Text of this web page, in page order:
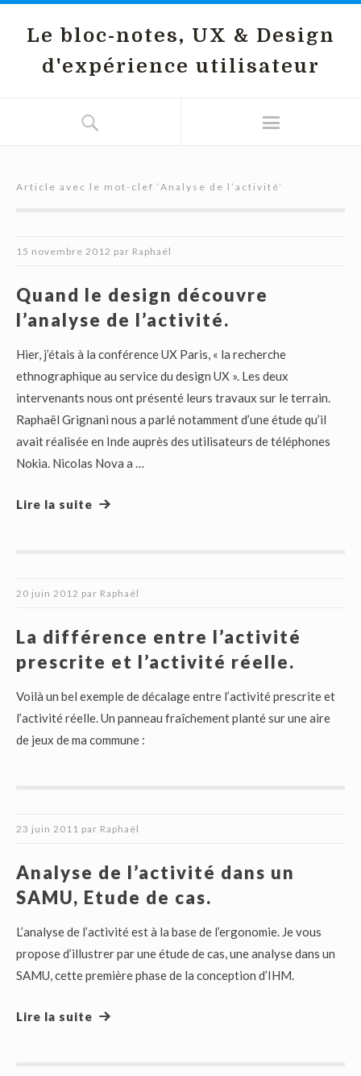
Le bloc-notes, UX & Design
d'expérience utilisateur
Article avec le mot-clef ‘ Analyse de l’activité’
15 novembre 2012 par Raphaël
Quand le design découvre
l’analyse de l’activité.
Hier, j’étais à la conférence UX Paris, « la recherche
ethnographique au service du design UX ». Les deux
intervenants nous ont présenté leurs travaux sur le terrain.
Raphaël Grignani nous a parlé notamment d’une étude qu’il
avait réalisée en Inde auprès des utilisateurs de téléphones
Nokia. Nicolas Nova a …
Lire la suite
20 juin 2012 par Raphaël
La différence entre l’activité
prescrite et l’activité réelle.
Voilà un bel exemple de décalage entre l’activité prescrite et
l’activité réelle. Un panneau fraîchement planté sur une aire
de jeux de ma commune :
23 juin 2011 par Raphaël
Analyse de l’activité dans un
SAMU, Etude de cas.
L’analyse de l’activité est à la base de l’ergonomie. Je vous
propose d’illustrer par une étude de cas, une analyse dans un
SAMU, cette première phase de la conception d’IHM.
Lire la suite